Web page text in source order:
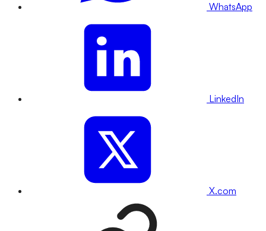
WhatsApp
LinkedIn
X.com